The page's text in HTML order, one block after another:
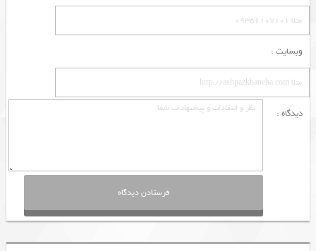
وبسایت :
دیدگاه :